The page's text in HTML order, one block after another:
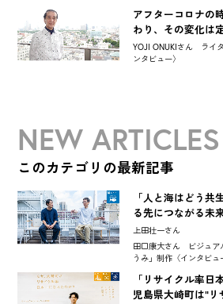
アフターコロナの
わり、その変化は
YOJI ONUKIさん ライ
ンタビュー〉
NEW ARTICLES
このカテゴリの最新記事
「人と海はどう共
る先につながる未
上田壮一さん
田口康大さん ビジュア
うみ」制作〈インタビュ
「リサイクル率日
児島県大崎町は"